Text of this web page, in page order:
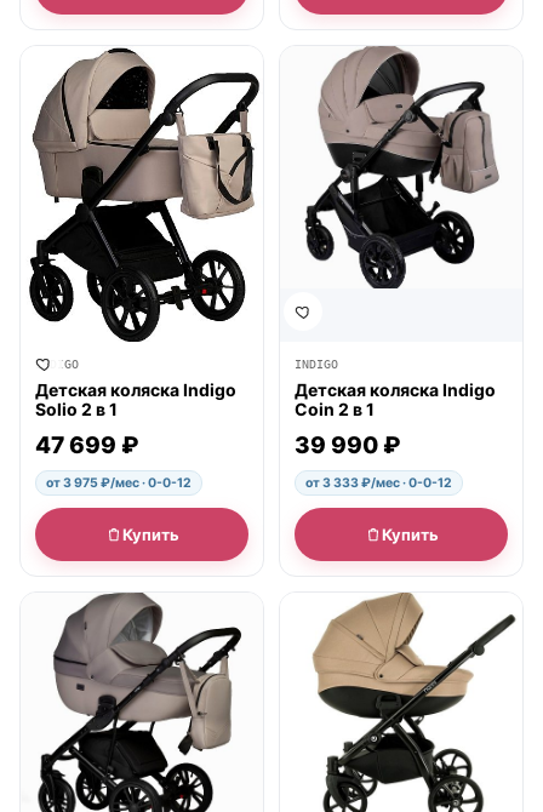
● в наличии
INDIGO
Детская коляска Indigo
Solio 2 в 1
47 699 ₽
от 3 975 ₽/мес · 0-0-12
Купить
● в наличии
INDIGO
Детская коляска Indigo
Coin 2 в 1
39 990 ₽
от 3 333 ₽/мес · 0-0-12
Купить
● в наличии ● в наличии